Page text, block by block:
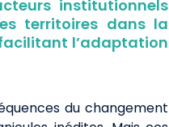
institutionnels
territoires dans la
l’adaptation
du changement